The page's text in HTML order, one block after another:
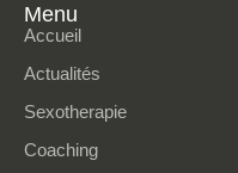
Menu
Accueil
Actualités
Sexotherapie
Coaching